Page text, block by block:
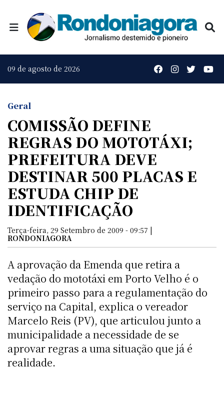
09 de agosto de 2026
Geral
COMISSÃO DEFINE
REGRAS DO MOTOTÁXI;
PREFEITURA DEVE
DESTINAR 500 PLACAS E
ESTUDA CHIP DE
IDENTIFICAÇÃO
Terça-feira, 29 Setembro de 2009 - 09:57 |
RONDONIAGORA
A aprovação da Emenda que retira a
vedação do mototáxi em Porto Velho é o
primeiro passo para a regulamentação do
serviço na Capital, explica o vereador
Marcelo Reis (PV), que articulou junto a
municipalidade a necessidade de se
aprovar regras a uma situação que já é
realidade.